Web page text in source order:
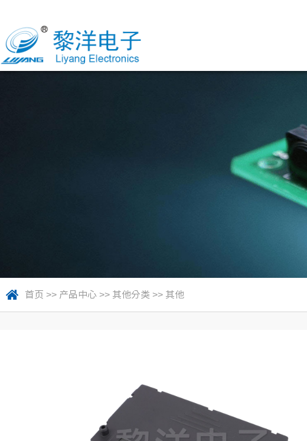
首页 >> 产品中心 >> 其他分类 >> 其他